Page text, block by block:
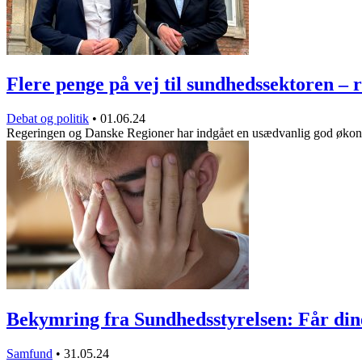
Flere penge på vej til sundhedssektoren –
Debat og politik • 01.06.24
Regeringen og Danske Regioner har indgået en usædvanlig god
Bekymring fra Sundhedsstyrelsen: Får
Samfund • 31.05.24